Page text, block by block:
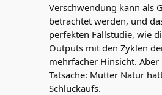
Verschwendung kann als
betrachtet werden, und
perfekten Fallstudie, wie
Outputs mit den Zyklen
mehrfacher Hinsicht.
Tatsache: Mutter Natur
Schluckaufs.